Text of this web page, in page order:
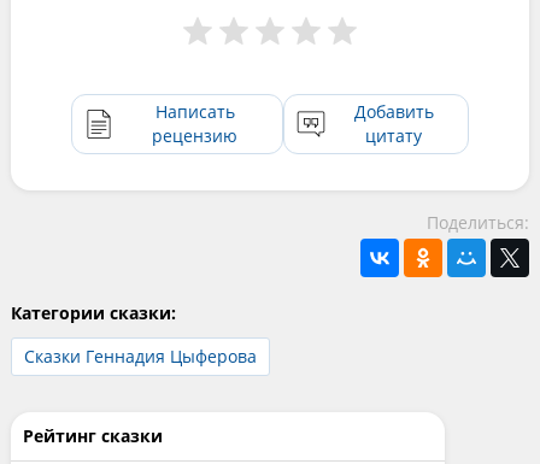
Написать
рецензию
Добавить
цитату
Поделиться:
Категории сказки:
Сказки Геннадия Цыферова
Рейтинг сказки